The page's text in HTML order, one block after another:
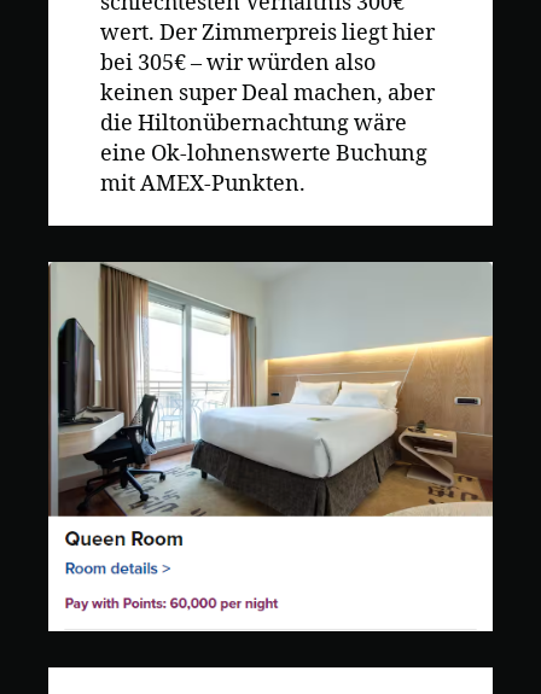
wert. Der Zimmerpreis liegt hier
bei 305€ – wir würden also
keinen super Deal machen, aber
die Hiltonübernachtung wäre
eine Ok-lohnenswerte Buchung
mit AMEX-Punkten.